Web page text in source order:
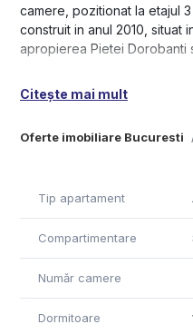
Oferte imobiliare Bucuresti
camere, pozitionat la etajul
construit in anul 2010, situat
apropierea Pietei Dorobanti
fiind ferit de zgomotul
si la etajele 1, 2, 3 și 4.
contacta.
Citește mai mult
Tip apartament
Compartimentare
Număr camere
Dormitoare